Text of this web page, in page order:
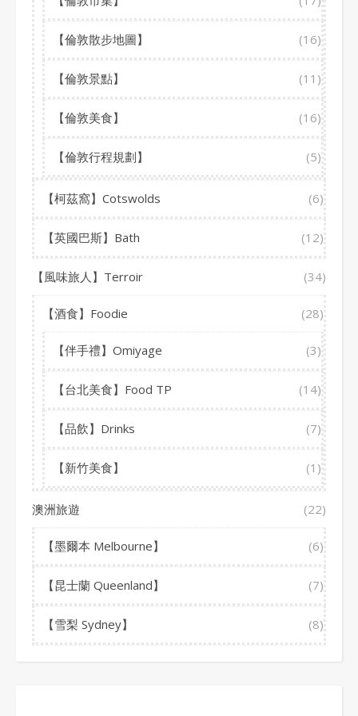
【倫敦散步地圖】 (16)
【倫敦景點】 (11)
【倫敦美食】 (16)
【倫敦行程規劃】 (5)
【柯茲窩】Cotswolds (6)
【英國巴斯】Bath (12)
【風味旅人】Terroir (34)
【酒食】Foodie (28)
【伴手禮】Omiyage (3)
【台北美食】Food TP (14)
【品飲】Drinks (7)
【新竹美食】 (1)
澳洲旅遊 (22)
【墨爾本 Melbourne】 (6)
【昆士蘭 Queenland】 (7)
【雪梨 Sydney】 (8)